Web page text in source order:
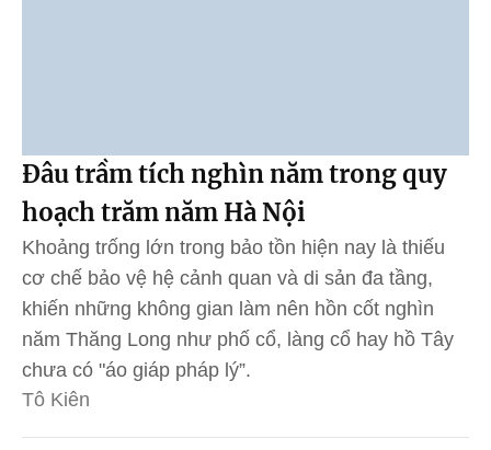
Đâu trầm tích nghìn năm trong quy
hoạch trăm năm Hà Nội
Khoảng trống lớn trong bảo tồn hiện nay là thiếu
cơ chế bảo vệ hệ cảnh quan và di sản đa tầng,
khiến những không gian làm nên hồn cốt nghìn
năm Thăng Long như phố cổ, làng cổ hay hồ Tây
chưa có "áo giáp pháp lý”.
Tô Kiên